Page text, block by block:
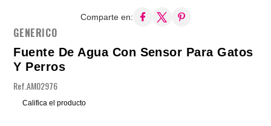
Comparte en:
GENERICO
Fuente De Agua Con Sensor Para Gatos
Y Perros
Ref.AM02976
Califica el producto